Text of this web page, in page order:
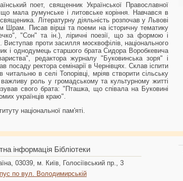
поет, священник Української Православної
мала румунське і литовське коріння. Навчався в
Літературну діяльність розпочав у Львові
Шрам. Писав вірші та поеми на історичну тематику
"Сон" та ін.), ліричні поезії, що за формою і
проти засилля москвофілів, національного
і однодумець старшого брата Сидора Воробкевича
редактора журналу "Буковинська зоря" і
ректора семінарії в Чернівцях. Склав іспити
в селі Топорівці, мріяв створити сільську
роль у громадському та культурному житті
свого брата: "Пташка, що співала на Буковині
українців краю".
національної пам'яті.
інформація Бібліотеки
03039, м. Київ, Голосіївський пр., 3
по вул. Володимирській